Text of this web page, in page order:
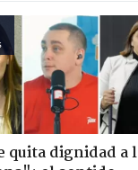
quita dignidad a